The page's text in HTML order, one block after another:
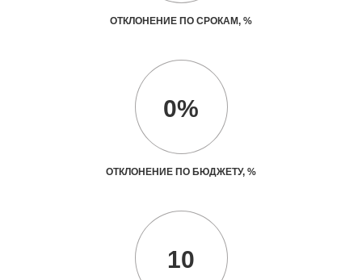
ОТКЛОНЕНИЕ ПО СРОКАМ, %
0%
ОТКЛОНЕНИЕ ПО БЮДЖЕТУ, %
10